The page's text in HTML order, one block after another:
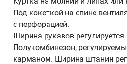
Под кокеткой на спине
с перфорацией.
Ширина рукавов регулируется
Полукомбинезон,
карманом. Ширина штанин